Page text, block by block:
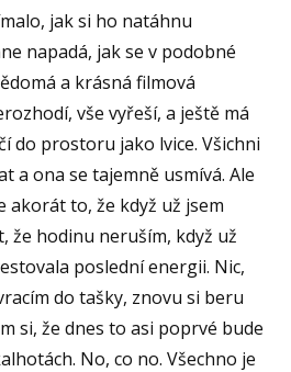
jak si ho natáhnu
napadá, jak se v podobné
a krásná filmová
vše vyřeší, a ještě má
do prostoru jako lvice. Všichni
a ona se tajemně usmívá. Ale
akorát to, že když už jsem
že hodinu neruším, když už
poslední energii. Nic,
do tašky, znovu si beru
si, že dnes to asi poprvé bude
No, co no. Všechno je